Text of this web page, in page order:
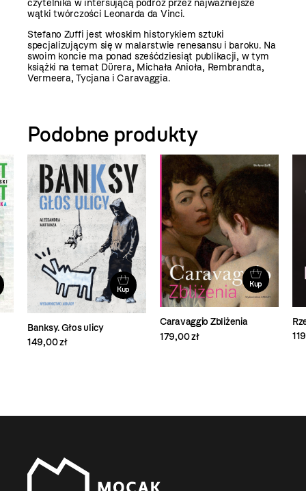
czytelnika w intersującą podróż przez najważniejsze
wątki twórczości Leonarda da Vinci.
Stefano Zuffi jest włoskim historykiem sztuki
specjalizującym się w malarstwie renesansu i baroku. Na
swoim koncie ma ponad sześćdziesiąt publikacji, w tym
książki na temat Dürera, Michała Anioła, Rembrandta,
Vermeera, Tycjana i Caravaggia.
Podobne produkty
Kup
Banksy. Głos ulicy
149,00 zł
Kup
Caravaggio Zbliżenia
179,00 zł